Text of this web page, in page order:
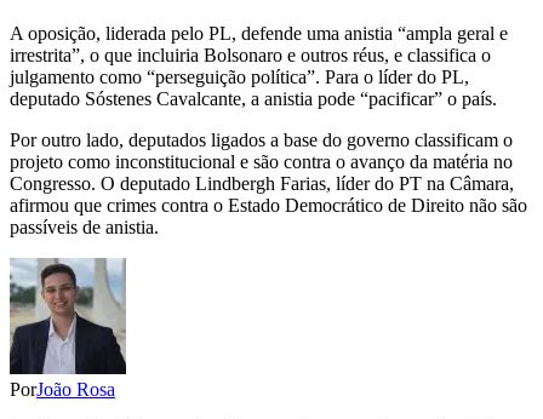
A oposição, liderada pelo PL, defende uma anistia “ampla geral e
irrestrita”, o que incluiria Bolsonaro e outros réus, e classifica o
julgamento como “perseguição política”. Para o líder do PL,
deputado Sóstenes Cavalcante, a anistia pode “pacificar” o país.
Por outro lado, deputados ligados a base do governo classificam o
projeto como inconstitucional e são contra o avanço da matéria no
Congresso. O deputado Lindbergh Farias, líder do PT na Câmara,
afirmou que crimes contra o Estado Democrático de Direito não são
passíveis de anistia.
PorJoão Rosa